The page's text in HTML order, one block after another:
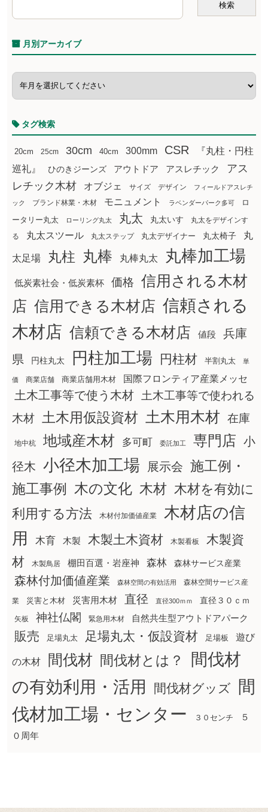
月別アーカイブ
タグ検索
20cm 25cm 30cm 40cm 300mm CSR
『丸柱・円柱
巡礼』
ひのきジーンズ アウトドア アスレチック
アス
レチック木材
オブジェ サイズ デザイン フィールドアスレチ
ック ブランド林業・木材 モニュメント ラベンダーパーク多可
ロ
ータリー丸太
ローリング丸太 丸太 丸太いす
丸太をデザインす
る
丸太スツール 丸太ステップ 丸太デザイナー 丸太椅子 丸
太足場 丸柱 丸棒 丸棒丸太 丸棒加工場
低炭素社会・低炭素杯 価格
信用される木材
店 信用できる木材店 信頼される
木材店 信頼できる木材店 値段
兵庫
県
円柱丸太 円柱加工場 円柱材 半割丸太 単
価 商業店舗 商業店舗用木材 国際フロンティア産業メッセ
土木工事等で使う木材
土木工事等で使われる
木材
土木用仮設資材 土木用木材 在庫
地中杭 地域産木材 多可町 委託加工 専門店 小
径木 小径木加工場 展示会 施工例・
施工事例
木の文化 木材 木材を有効に
利用する方法
木材付加価値産業
木材店の信
用
木育 木製 木製土木資材 木製看板
木製資
材
木製鳥居 棚田百選・岩座神 森林 森林サービス産業
森林付加価値産業 森林空間の有効活用 森林空間サービス産
業 災害と木材 災害用木材 直径 直径300ｍｍ 直径３０ｃｍ
矢板 神社仏閣 緊急用木材 自然共生型アウトドアパーク
販売 足場丸太 足場丸太・仮設資材 足場板 遊び
の木材 間伐材 間伐材とは？
間伐材
の有効利用・活用
間伐材グッズ
間
伐材加工場・センター
３０センチ
５
０周年